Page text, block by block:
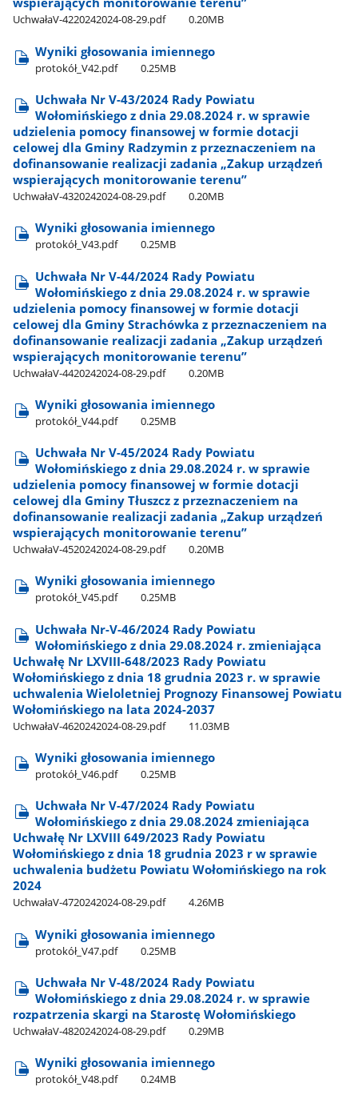
UchwałaV-4220242024-08-29.pdf 0.20MB
Wyniki głosowania imiennego
protokół​_V42.pdf 0.25MB
Uchwała Nr V-43/2024 Rady Powiatu
Wołomińskiego z dnia 29.08.2024 r. w sprawie
udzielenia pomocy finansowej w formie dotacji
celowej dla Gminy Radzymin z przeznaczeniem na
dofinansowanie realizacji zadania „Zakup urządzeń
wspierających monitorowanie terenu”
UchwałaV-4320242024-08-29.pdf 0.20MB
Wyniki głosowania imiennego
protokół​_V43.pdf 0.25MB
Uchwała Nr V-44/2024 Rady Powiatu
Wołomińskiego z dnia 29.08.2024 r. w sprawie
udzielenia pomocy finansowej w formie dotacji
celowej dla Gminy Strachówka z przeznaczeniem na
dofinansowanie realizacji zadania „Zakup urządzeń
wspierających monitorowanie terenu”
UchwałaV-4420242024-08-29.pdf 0.20MB
Wyniki głosowania imiennego
protokół​_V44.pdf 0.25MB
Uchwała Nr V-45/2024 Rady Powiatu
Wołomińskiego z dnia 29.08.2024 r. w sprawie
udzielenia pomocy finansowej w formie dotacji
celowej dla Gminy Tłuszcz z przeznaczeniem na
dofinansowanie realizacji zadania „Zakup urządzeń
wspierających monitorowanie terenu”
UchwałaV-4520242024-08-29.pdf 0.20MB
Wyniki głosowania imiennego
protokół​_V45.pdf 0.25MB
Uchwała Nr-V-46/2024 Rady Powiatu
Wołomińskiego z dnia 29.08.2024 r. zmieniająca
Uchwałę Nr LXVIII-648/2023 Rady Powiatu
Wołomińskiego z dnia 18 grudnia 2023 r. w sprawie
uchwalenia Wieloletniej Prognozy Finansowej Powiatu
Wołomińskiego na lata 2024-2037
UchwałaV-4620242024-08-29.pdf 11.03MB
Wyniki głosowania imiennego
protokół​_V46.pdf 0.25MB
Uchwała Nr V-47/2024 Rady Powiatu
Wołomińskiego z dnia 29.08.2024 zmieniająca
Uchwałę Nr LXVIII 649/2023 Rady Powiatu
Wołomińskiego z dnia 18 grudnia 2023 r w sprawie
uchwalenia budżetu Powiatu Wołomińskiego na rok
2024
UchwałaV-4720242024-08-29.pdf 4.26MB
Wyniki głosowania imiennego
protokół​_V47.pdf 0.25MB
Uchwała Nr V-48/2024 Rady Powiatu
Wołomińskiego z dnia 29.08.2024 r. w sprawie
rozpatrzenia skargi na Starostę Wołomińskiego
UchwałaV-4820242024-08-29.pdf 0.29MB
Wyniki głosowania imiennego
protokół​_V48.pdf 0.24MB